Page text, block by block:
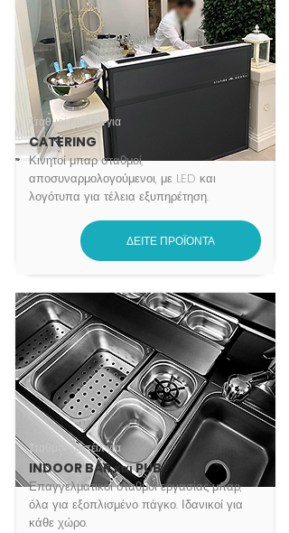
Σταθμοί κοκτέιλ για
CATERING
Κινητοί μπαρ σταθμοί,
αποσυναρμολογούμενοι, με LED και
λογότυπα για τέλεια εξυπηρέτηση.
ΔΕΙΤΕ ΠΡΟΪΟΝΤΑ
Σταθμοί κοκτέιλ για
INDOOR BAR και PUB
Επαγγελματικοί σταθμοί εργασίας μπαρ,
όλα για εξοπλισμένο πάγκο. Ιδανικοί για
κάθε χώρο.